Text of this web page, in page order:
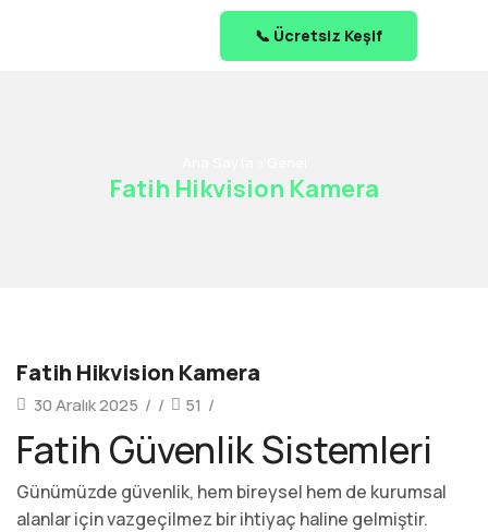
📞 Ücretsiz Keşif
Fatih Hikvision Kamera
Fatih Hikvision Kamera
30 Aralık 2025 / / 51 /
Fatih Güvenlik Sistemleri
Günümüzde güvenlik, hem bireysel hem de kurumsal
alanlar için vazgeçilmez bir ihtiyaç haline gelmiştir.